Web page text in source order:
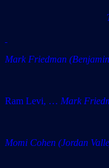
Mark Friedman
Ram Levi, … Mark
Momi Cohen (Jordan